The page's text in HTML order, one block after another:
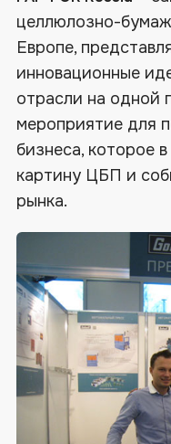
целлюлозно-
Европе,
инновационные
отрасли на одной
мероприятие для
бизнеса, которое
картину ЦБП и
рынка.